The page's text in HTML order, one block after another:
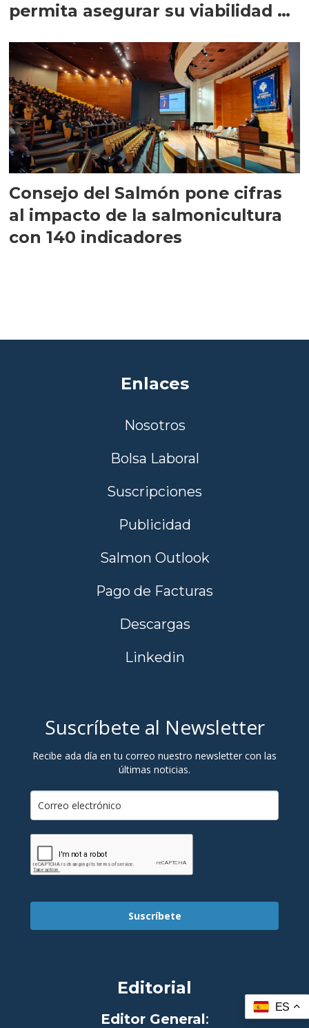
permita asegurar su viabilidad de
Consejo del Salmón pone cifras
al impacto de la salmonicultura
con 140 indicadores
Enlaces
Nosotros
Bolsa Laboral
Suscripciones
Publicidad
Salmon Outlook
Pago de Facturas
Descargas
Linkedin
Suscríbete al Newsletter
Recibe ada día en tu correo nuestro newsletter con las
últimas noticias.
Suscríbete
Editorial
Editor General:
ES